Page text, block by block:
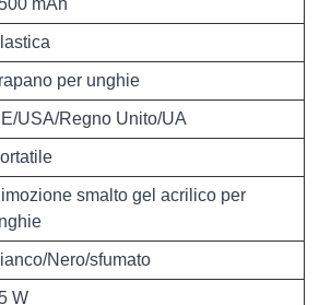
mAh
per unghie
USA/Regno Unito/UA
smalto gel acrilico per
Nero/sfumato
W